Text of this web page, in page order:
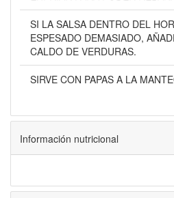
SI LA SALSA DENTRO DEL
ESPESADO DEMASIADO,
CALDO DE VERDURAS.
SIRVE CON PAPAS A LA
Información nutricional